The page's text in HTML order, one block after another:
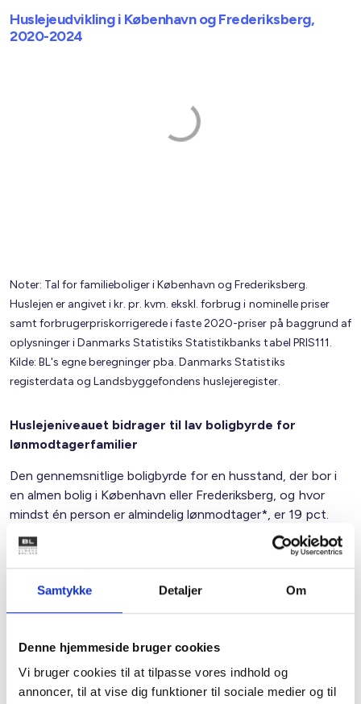
Samtykke Detaljer Om
Denne hjemmeside bruger cookies
Vi bruger cookies til at tilpasse vores indhold og
annoncer, til at vise dig funktioner til sociale medier og til
Huslejeudvikling i København og Frederiksberg,
2020-2024
Noter: Tal for familieboliger i København og Frederiksberg.
Huslejen er angivet i kr. pr. kvm. ekskl. forbrug i nominelle priser
samt forbrugerpriskorrigerede i faste 2020-priser på baggrund af
oplysninger i Danmarks Statistiks Statistikbanks tabel PRIS111.
Kilde: BL's egne beregninger pba. Danmarks Statistiks
registerdata og Landsbyggefondens huslejeregister.
Huslejeniveauet bidrager til lav boligbyrde for
lønmodtagerfamilier
Den gennemsnitlige boligbyrde for en husstand, der bor i
en almen bolig i København eller Frederiksberg, og hvor
mindst én person er almindelig lønmodtager*, er 19 pct.
Lønmodtagerfamilier, der bor alment, og hvor mindst én
person er beskæftiget inden for velfærdsområdet, har i
gennemsnit ligeledes en boligbyrde på 19 pct.
København og Frederiksberg